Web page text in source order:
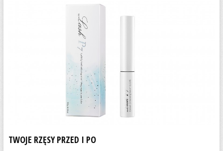
TWOJE RZĘSY PRZED I PO